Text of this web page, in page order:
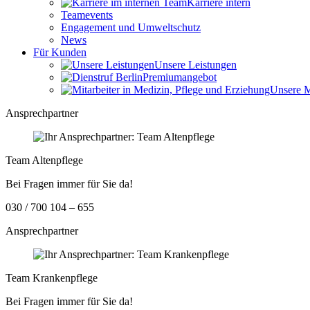
Karriere intern
Teamevents
Engagement und Umweltschutz
News
Für Kunden
Unsere Leistungen
Premiumangebot
Unsere
Ansprechpartner
Team Altenpflege
Bei Fragen immer für Sie da!
030 / 700 104 – 655
Ansprechpartner
Team Krankenpflege
Bei Fragen immer für Sie da!